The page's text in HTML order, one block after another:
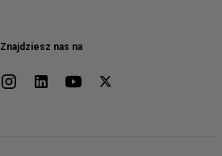
Znajdziesz nas na